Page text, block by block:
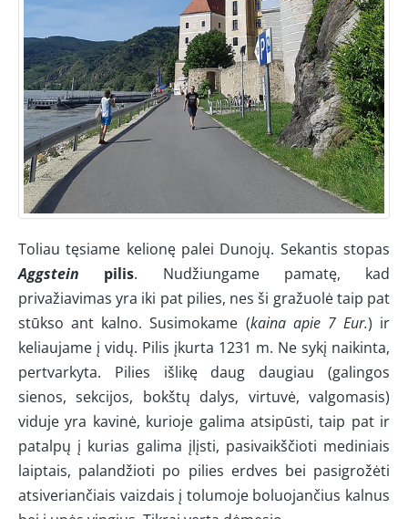
Toliau tęsiame kelionę palei Dunojų. Sekantis stopas
Aggstein pilis. Nudžiungame pamatę, kad
privažiavimas yra iki pat pilies, nes ši gražuolė taip pat
stūkso ant kalno. Susimokame (kaina apie 7 Eur.) ir
keliaujame į vidų. Pilis įkurta 1231 m. Ne sykį naikinta,
pertvarkyta. Pilies išlikę daug daugiau (galingos
sienos, sekcijos, bokštų dalys, virtuvė, valgomasis)
viduje yra kavinė, kurioje galima atsipūsti, taip pat ir
patalpų į kurias galima įlįsti, pasivaikščioti mediniais
laiptais, palandžioti po pilies erdves bei pasigrožėti
atsiveriančiais vaizdais į tolumoje boluojančius kalnus